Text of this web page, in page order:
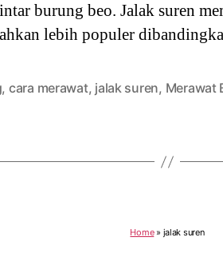
burung beo. Jalak suren
lebih populer
, cara merawat, jalak suren, Merawat
Home» jalak suren